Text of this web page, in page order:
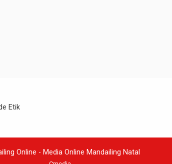
Etik
Online - Media Online Mandailing Natal